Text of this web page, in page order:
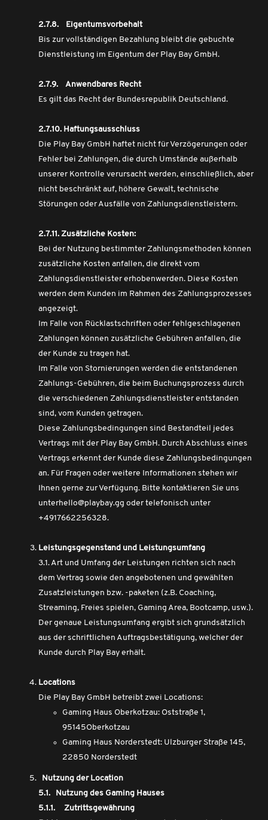
2.7.8. Eigentumsvorbehalt
Bis zur vollständigen Bezahlung bleibt die gebuchte
Dienstleistung im Eigentum der Play Bay GmbH.
2.7.9. Anwendbares Recht
Es gilt das Recht der Bundesrepublik Deutschland.
2.7.10. Haftungsausschluss
Die Play Bay GmbH haftet nicht für Verzögerungen oder
Fehler bei Zahlungen, die durch Umstände außerhalb
unserer Kontrolle verursacht werden, einschließlich, aber
nicht beschränkt auf, höhere Gewalt, technische
Störungen oder Ausfälle von Zahlungsdienstleistern.
2.7.11. Zusätzliche Kosten:
Bei der Nutzung bestimmter Zahlungsmethoden können
zusätzliche Kosten anfallen, die direkt vom
Zahlungsdienstleister erhobenwerden. Diese Kosten
werden dem Kunden im Rahmen des Zahlungsprozesses
angezeigt.
Im Falle von Rücklastschriften oder fehlgeschlagenen
Zahlungen können zusätzliche Gebühren anfallen, die
der Kunde zu tragen hat.
Im Falle von Stornierungen werden die entstandenen
Zahlungs-Gebühren, die beim Buchungsprozess durch
die verschiedenen Zahlungsdienstleister entstanden
sind, vom Kunden getragen.
Diese Zahlungsbedingungen sind Bestandteil jedes
Vertrags mit der Play Bay GmbH. Durch Abschluss eines
Vertrags erkennt der Kunde diese Zahlungsbedingungen
an. Für Fragen oder weitere Informationen stehen wir
Ihnen gerne zur Verfügung. Bitte kontaktieren Sie uns
unterhello@playbay.gg oder telefonisch unter
+4917662256328.
Leistungsgegenstand und Leistungsumfang
3.1. Art und Umfang der Leistungen richten sich nach
dem Vertrag sowie den angebotenen und gewählten
Zusatzleistungen bzw. -paketen (z.B. Coaching,
Streaming, Freies spielen, Gaming Area, Bootcamp, usw.).
Der genaue Leistungsumfang ergibt sich grundsätzlich
aus der schriftlichen Auftragsbestätigung, welcher der
Kunde durch Play Bay erhält.
Locations
Die Play Bay GmbH betreibt zwei Locations:
Gaming Haus Oberkotzau: Oststraße 1,
95145Oberkotzau
Gaming Haus Norderstedt: Ulzburger Straße 145,
22850 Norderstedt
Nutzung der Location
5.1. Nutzung des Gaming Hauses
5.1.1. Zutrittsgewährung